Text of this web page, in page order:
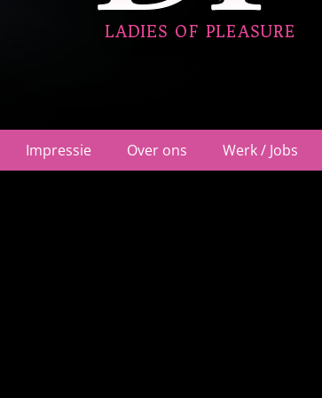
Impressie Over ons Werk / Jobs